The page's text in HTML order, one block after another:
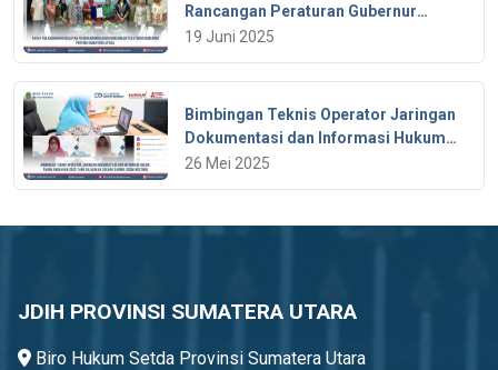
Rancangan Peraturan Gubernur
Provinsi Sumatera Utara
19 Juni 2025
Bimbingan Teknis Operator Jaringan
Dokumentasi dan Informasi Hukum
Tahun Anggaran 2025
26 Mei 2025
JDIH PROVINSI SUMATERA UTARA
Biro Hukum Setda Provinsi Sumatera Utara